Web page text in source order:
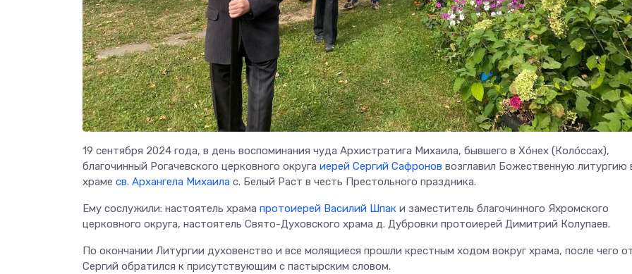
19 сентября 2024 года, в день воспоминания чуда Архистратига Михаила, бывшего в Хо́нех (Коло́ссах),
благочинный Рогачевского церковного округа иерей Сергий Сафронов возглавил Божественную литургию
храме св. Архангела Михаила с. Белый Раст в честь Престольного праздника.
Ему сослужили: настоятель храма протоиерей Василий Шпак и заместитель благочинного Яхромского
церковного округа, настоятель Свято-Духовского храма д. Дубровки протоиерей Димитрий Колупаев.
По окончании Литургии духовенство и все молящиеся прошли крестным ходом вокруг храма, после чего
Сергий обратился к присутствующим с пастырским словом.